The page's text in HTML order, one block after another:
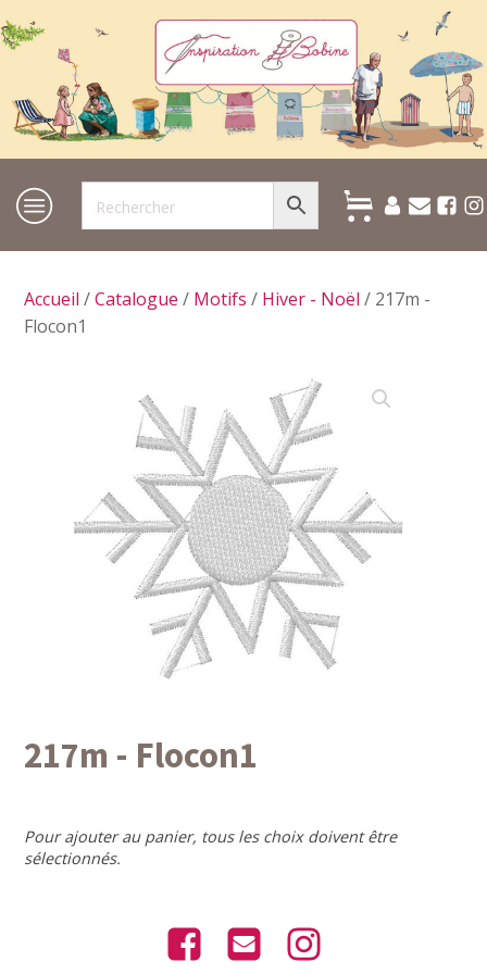
Accueil /Catalogue / Motifs / Hiver - Noël / 217m -
Flocon1
217m - Flocon1
Pour ajouter au panier, tous les choix doivent être
sélectionnés.